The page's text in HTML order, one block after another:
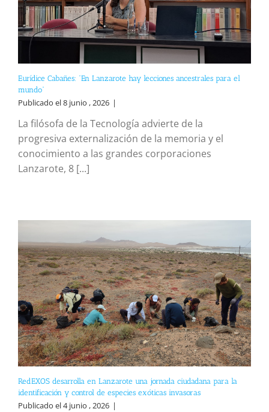
Eurídice Cabañes: “En Lanzarote hay lecciones ancestrales para el
mundo”
Publicado el 8 junio , 2026 |
La filósofa de la Tecnología advierte de la
progresiva externalización de la memoria y el
conocimiento a las grandes corporaciones
Lanzarote, 8 [...]
RedEXOS desarrolla en Lanzarote una jornada ciudadana para la
identificación y control de especies exóticas invasoras
Publicado el 4 junio , 2026 |